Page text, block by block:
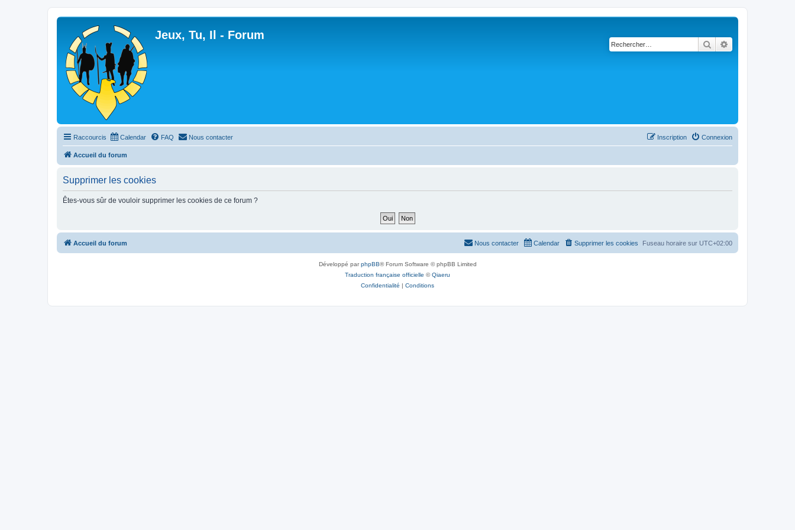
Jeux, Tu, Il - Forum
Rechercher
Raccourcis Calendar FAQ Nous contacter Connexion
Inscription
Accueil du forum
Supprimer les cookies
Êtes-vous sûr de vouloir supprimer les cookies de ce forum ?
Accueil du forum Fuseau horaire sur UTC+02:00
Supprimer les cookies
Calendar
Nous contacter
Développé parphpBB® Forum Software © phpBB Limited
Traduction française officielle ©Qiaeru
Confidentialité | Conditions